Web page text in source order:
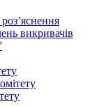
викривачів